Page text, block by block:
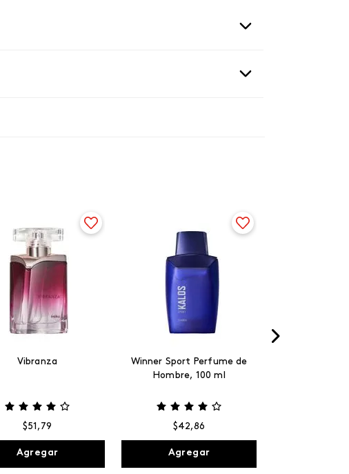
Vibranza
$51 , 79
Agregar
Winner Sport Perfume de
Hombre, 100 ml
$42,86
Agregar